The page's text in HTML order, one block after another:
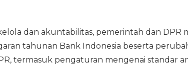
dan akuntabilitas, pemerintah dan DPR
tahunan Bank Indonesia beserta
termasuk pengaturan mengenai standar